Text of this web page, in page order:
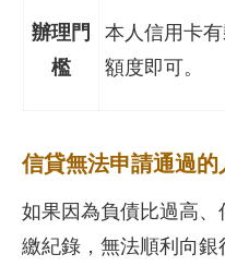
辦理門
檻
本人信用卡
額度即可。
信貸無法申請通過的
如果因為負債比過高
繳紀錄，無法順利向